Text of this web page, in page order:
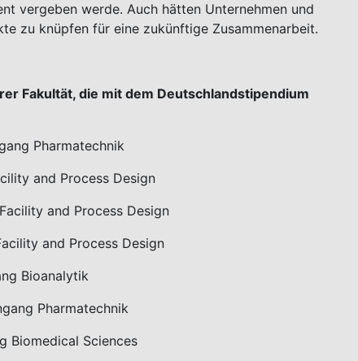
vergeben werde. Auch hätten Unternehmen und
zu knüpfen für eine zukünftige Zusammenarbeit.
Fakultät, die mit dem Deutschlandstipendium
Pharmatechnik
and Process Design
and Process Design
and Process Design
Bioanalytik
Pharmatechnik
Biomedical Sciences